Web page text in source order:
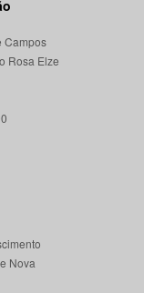
Campos
Rosa Elze
Nova